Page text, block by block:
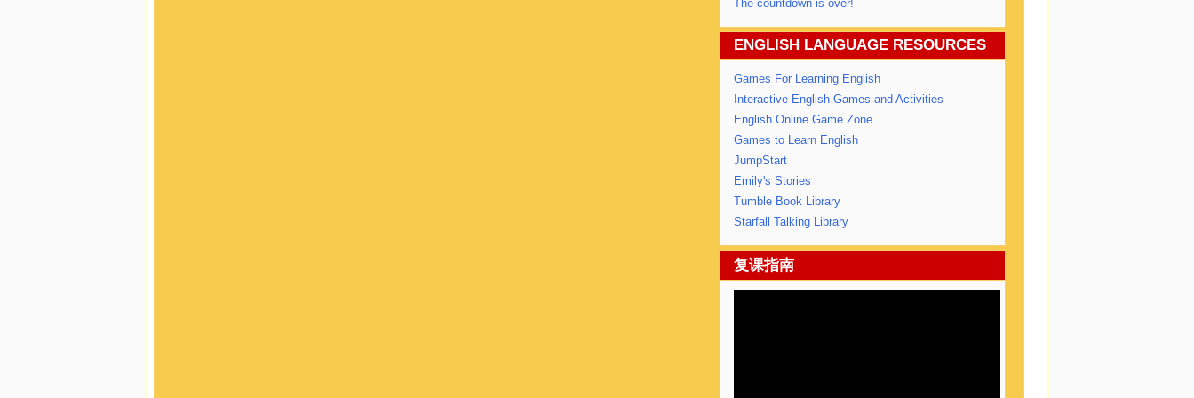
The countdown is over!
ENGLISH LANGUAGE RESOURCES
Games For Learning English
Interactive English Games and Activities
English Online Game Zone
Games to Learn English
JumpStart
Emily's Stories
Tumble Book Library
Starfall Talking Library
复课指南